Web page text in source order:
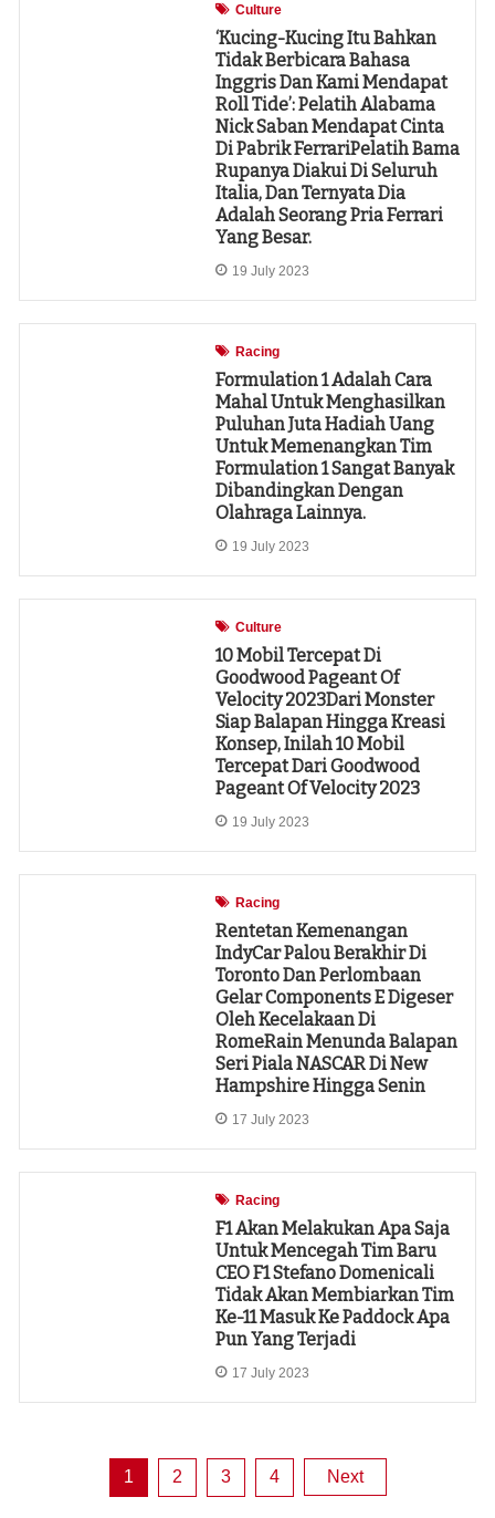
Culture
‘Kucing-Kucing Itu Bahkan
Tidak Berbicara Bahasa
Inggris Dan Kami Mendapat
Roll Tide’: Pelatih Alabama
Nick Saban Mendapat Cinta
Di Pabrik FerrariPelatih Bama
Rupanya Diakui Di Seluruh
Italia, Dan Ternyata Dia
Adalah Seorang Pria Ferrari
Yang Besar.
19 July 2023
Racing
Formulation 1 Adalah Cara
Mahal Untuk Menghasilkan
Puluhan Juta Hadiah Uang
Untuk Memenangkan Tim
Formulation 1 Sangat Banyak
Dibandingkan Dengan
Olahraga Lainnya.
19 July 2023
Culture
10 Mobil Tercepat Di
Goodwood Pageant Of
Velocity ​​2023Dari Monster
Siap Balapan Hingga Kreasi
Konsep, Inilah 10 Mobil
Tercepat Dari Goodwood
Pageant Of Velocity ​​2023
19 July 2023
Racing
Rentetan Kemenangan
IndyCar Palou Berakhir Di
Toronto Dan Perlombaan
Gelar Components E Digeser
Oleh Kecelakaan Di
RomeRain Menunda Balapan
Seri Piala NASCAR Di New
Hampshire Hingga Senin
17 July 2023
Racing
F1 Akan Melakukan Apa Saja
Untuk Mencegah Tim Baru
CEO F1 Stefano Domenicali
Tidak Akan Membiarkan Tim
Ke-11 Masuk Ke Paddock Apa
Pun Yang Terjadi
17 July 2023
Posts1 2 3 4 Next